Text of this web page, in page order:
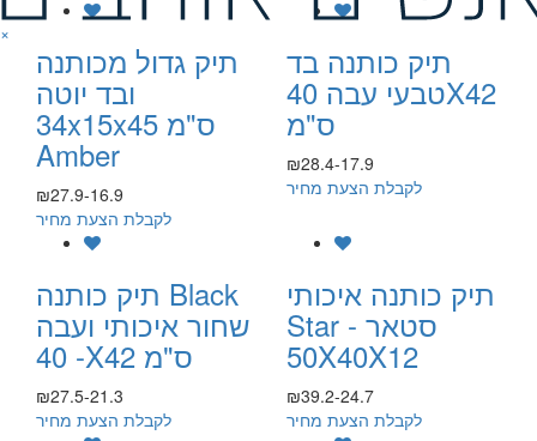
×
תיק כותנה בד
טבעי עבה 40X42
ס"מ
₪28.4-17.9
לקבלת הצעת מחיר
תיק גדול מכותנה
ובד יוטה
34x15x45 ס"מ
Amber
₪27.9-16.9
לקבלת הצעת מחיר
תיק כותנה איכותי
Star סטאר -
50X40X12
₪39.2-24.7
לקבלת הצעת מחיר
תיק כותנה Black
שחור איכותי ועבה
- 40X42 ס"מ
₪27.5-21.3
לקבלת הצעת מחיר